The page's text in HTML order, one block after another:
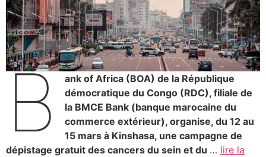
B
ank of Africa (BOA) de la République
démocratique du Congo (RDC), filiale de
la BMCE Bank (banque marocaine du
commerce extérieur), organise, du 12 au
15 mars à Kinshasa, une campagne de
dépistage gratuit des cancers du sein et du … lire la